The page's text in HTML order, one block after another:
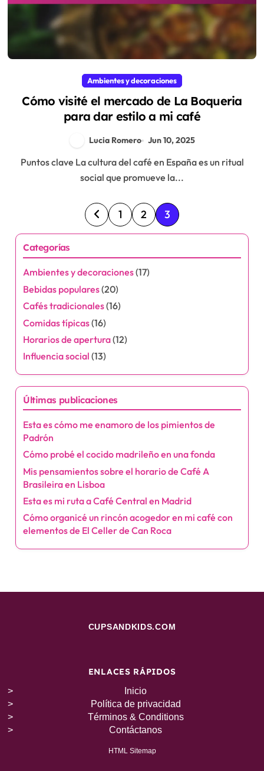
Ambientes y decoraciones
Cómo visité el mercado de La Boqueria
para dar estilo a mi café
Lucia Romero Jun 10, 2025
Puntos clave La cultura del café en España es un ritual
social que promueve la...
P
o
s
t
s
p
a
g
i
n
a
t
i
o
n
1 2 3
Categorías
Ambientes y decoraciones(17)
Bebidas populares(20)
Cafés tradicionales(16)
Comidas típicas(16)
Horarios de apertura(12)
Influencia social (13)
Últimas publicaciones
Esta es cómo me enamoro de los pimientos de
Padrón
Cómo probé el cocido madrileño en una fonda
Mis pensamientos sobre el horario de Café A
Brasileira en Lisboa
Esta es mi ruta a Café Central en Madrid
Cómo organicé un rincón acogedor en mi café con
elementos de El Celler de Can Roca
CUPSANDKIDS.COM
ENLACES RÁPIDOS
Inicio
Política de privacidad
Términos & Conditions
Contáctanos
HTML Sitemap